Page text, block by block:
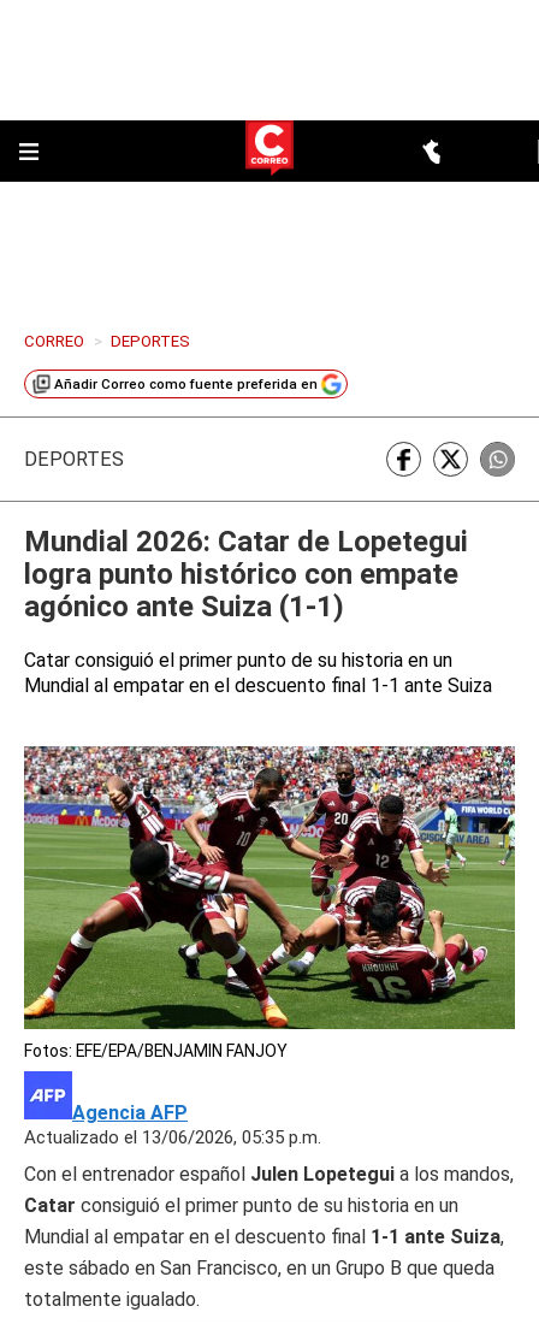
CORREO > DEPORTES
Añadir Correo como fuente preferida en
DEPORTES
Mundial 2026: Catar de Lopetegui
logra punto histórico con empate
agónico ante Suiza (1-1)
Catar consiguió el primer punto de su historia en un
Mundial al empatar en el descuento final 1-1 ante Suiza
Fotos: EFE/EPA/BENJAMIN FANJOY
Agencia AFP
Actualizado el 13/06/2026, 05:35 p.m.
Con el entrenador español Julen Lopetegui a los mandos,
Catar consiguió el primer punto de su historia en un
Mundial al empatar en el descuento final 1-1 ante Suiza,
este sábado en San Francisco, en un Grupo B que queda
totalmente igualado.